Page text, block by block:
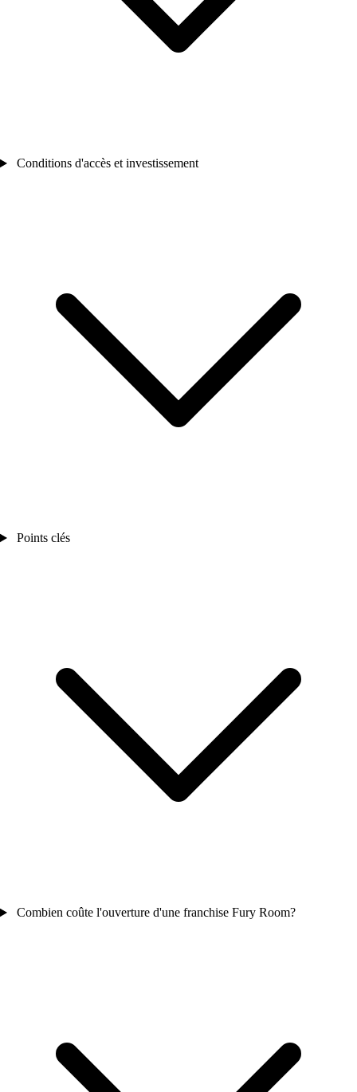
Conditions d'accès et investissement
Points clés
Combien coûte l'ouverture d'une franchise Fury Room?